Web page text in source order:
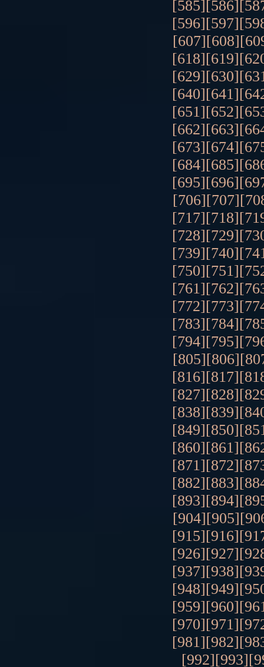
[585] [586]
[596][597]
[607][608]
[618][619]
[629][630]
[640][641]
[651][652]
[662][663]
[673][674]
[684][685]
[695][696]
[706][707]
[717][718]
[728][729]
[739][740]
[750][751]
[761][762]
[772][773]
[783][784]
[794][795]
[805][806]
[816][817]
[827][828]
[838][839]
[849][850]
[860][861]
[871][872]
[882][883]
[893][894]
[904][905]
[915][916]
[926][927]
[937][938]
[948][949]
[959][960]
[970][971]
[981][982]
[992][993]